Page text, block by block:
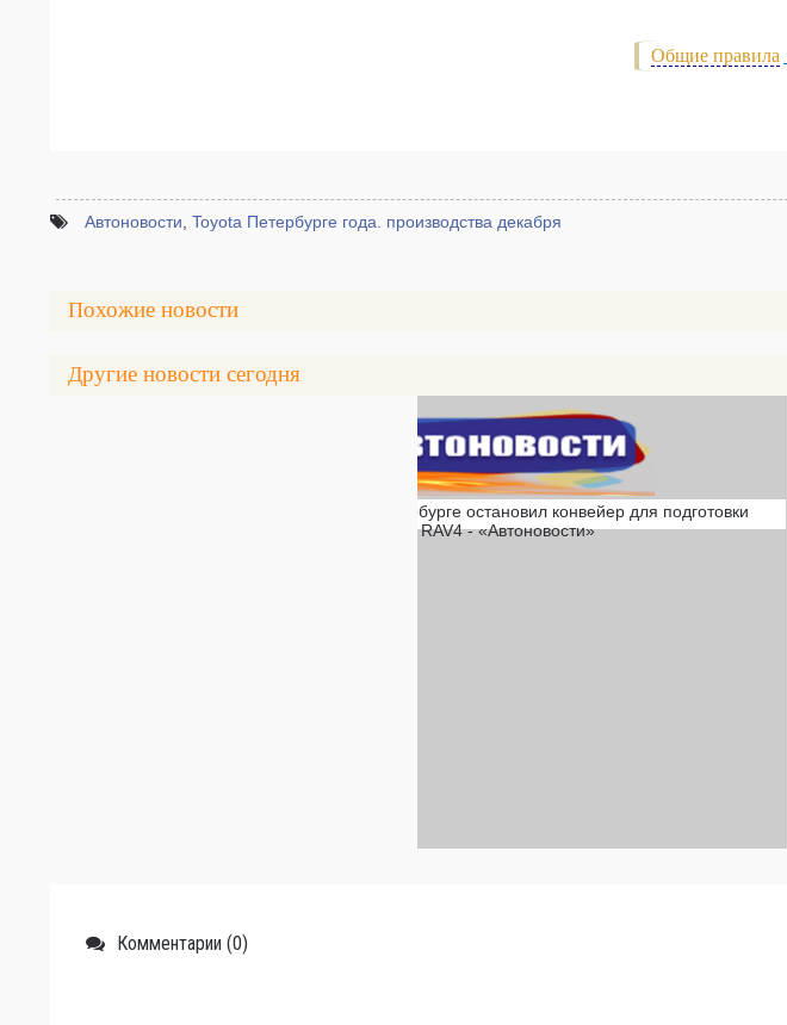
Общие правила
Автоновости Toyota Петербурге года. производства декабря
Похожие новости
Другие новости сегодня
Комментарии (0)